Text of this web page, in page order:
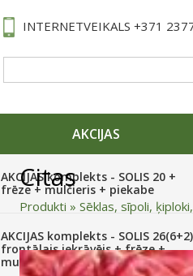
INTERNETVEIKALS +371
AKCIJAS
AKCIJAS komplekts - SOLIS 20 +
frēze + mulčieris + piekabe
AKCIJAS komplekts - SOLIS
frontālais iekrāvējs + frēze +
mulčieris + piekabe
Citas
Produkti » Sēklas, sīpoli,